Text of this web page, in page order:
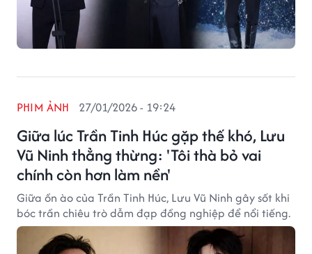
Giữa lúc Trần Tinh Húc gặp thế khó, Lưu
Vũ Ninh thẳng thừng: 'Tôi thà bỏ vai
chính còn hơn làm nền'
PHIM ẢNH 27/01/2026 - 19:24
Giữa ồn ào của Trần Tinh Húc, Lưu Vũ Ninh gây sốt khi
bóc trần chiêu trò dẫm đạp đồng nghiệp để nổi tiếng.